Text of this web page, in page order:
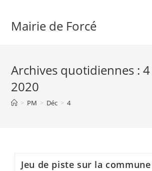
contentMairie de Forcé
Archives quotidiennes :
2020
> PM > Déc > 4
Jeu de piste sur la